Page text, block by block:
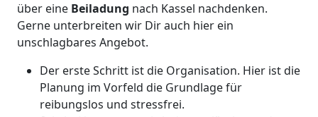
über eine Beiladung nach Kassel nachdenken.
Gerne unterbreiten wir Dir auch hier ein
unschlagbares Angebot.
Der erste Schritt ist die Organisation. Hier ist die
Planung im Vorfeld die Grundlage für
reibungslos und stressfrei.